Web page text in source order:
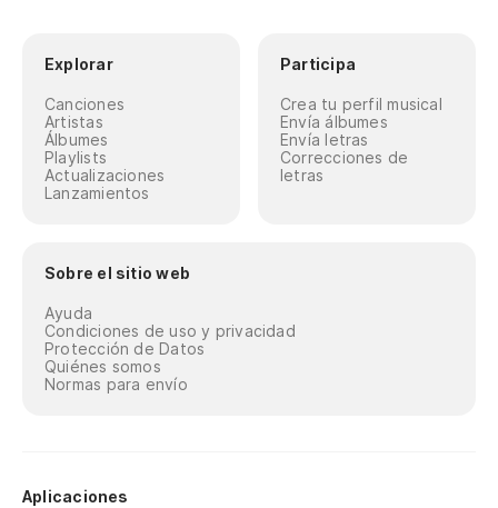
Explorar
Canciones
Artistas
Álbumes
Playlists
Actualizaciones
Lanzamientos
Participa
Crea tu perfil musical
Envía álbumes
Envía letras
Correcciones de
letras
Sobre el sitio web
Ayuda
Condiciones de uso y privacidad
Protección de Datos
Quiénes somos
Normas para envío
Aplicaciones